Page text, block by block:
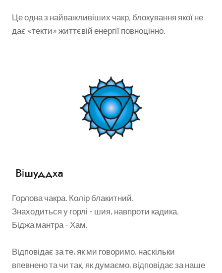
Це одна з найважливіших чакр, блокування якої не
дає «текти» життєвій енергії повноцінно.
Вішуддха
Горлова чакра. Колір блакитний.
Знаходиться у горлі - шия, навпроти кадика.
Біджа мантра - Хам.
Відповідає за те, як ми говоримо, наскільки
впевнено та чи так, як думаємо, відповідає за наше